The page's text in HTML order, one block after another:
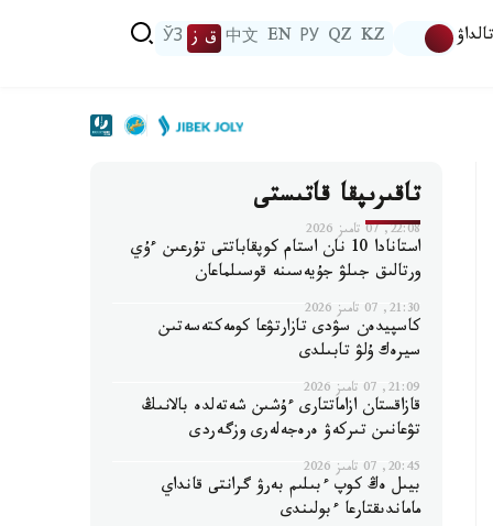
تالداۋ KZ
QZ
РУ
EN
中文 ق ز ЎЗ
تاقىرىپقا قاتىستى
22:08, 07 تامىز 2026
استانادا 10 نان استام كوپقاباتتى تۇرعىن ءۇي
ورتالىق جىلۋ جۇيەسىنە قوسىلماعان
21:30, 07 تامىز 2026
كاسپيدەن سۋدى تازارتۋعا كومەكتەسەتىن
سيرەك ۇلۋ تابىلدى
21:09, 07 تامىز 2026
قازاقستان ازاماتتارى ءۇشىن شەتەلدە بالانىڭ
تۋعانىن تىركەۋ ەرەجەلەرى وزگەردى
20:45, 07 تامىز 2026
بيىل ەڭ كوپ ءبىلىم بەرۋ گرانتى قانداي
ماماندىقتارعا ءبولىندى